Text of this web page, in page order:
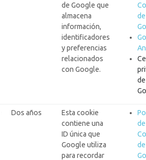
de Google que
almacena
información,
identificadores
y preferencias
relacionados
con Google.
de
de
Dos años
Esta cookie
contiene una
ID única que
Google utiliza
para recordar
de
de